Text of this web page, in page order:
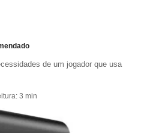
de um jogador que usa
3 min